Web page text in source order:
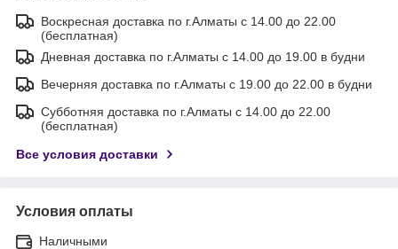
Воскресная доставка по г.Алматы с 14.00 до 22.00
(бесплатная)
Дневная доставка по г.Алматы с 14.00 до 19.00 в будни
Вечерняя доставка по г.Алматы с 19.00 до 22.00 в будни
Субботняя доставка по г.Алматы с 14.00 до 22.00
(бесплатная)
Все условия доставки
Условия оплаты
Наличными